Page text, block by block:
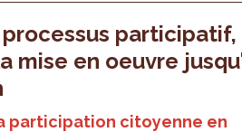
processus participatif,
mise en oeuvre
participation citoyenne en